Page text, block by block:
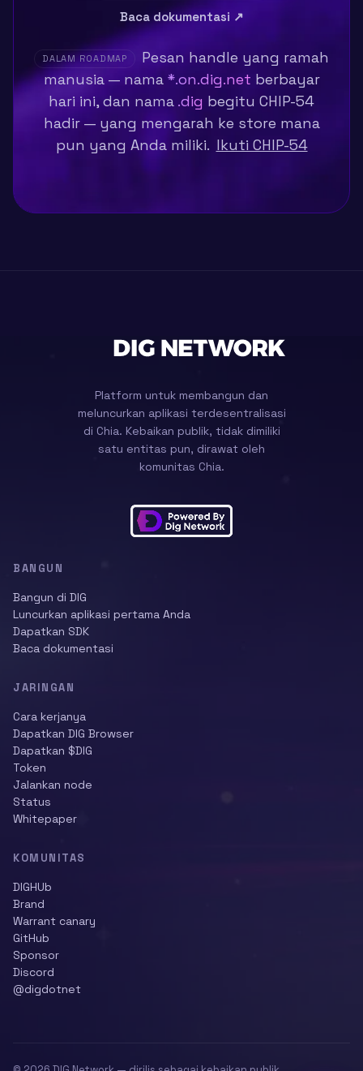
Baca dokumentasi ↗
DALAM ROADMAP
Pesan handle yang ramah
manusia — nama *.on.dig.net berbayar
hari ini, dan nama .dig begitu CHIP-54
hadir — yang mengarah ke store mana
pun yang Anda miliki. Ikuti CHIP-54
Platform untuk membangun dan
meluncurkan aplikasi terdesentralisasi
di Chia. Kebaikan publik, tidak dimiliki
satu entitas pun, dirawat oleh
komunitas Chia.
BANGUN
Bangun di DIG
Luncurkan aplikasi pertama Anda
Dapatkan SDK
Baca dokumentasi
JARINGAN
Cara kerjanya
Dapatkan DIG Browser
Dapatkan $DIG
Token
Jalankan node
Status
Whitepaper
KOMUNITAS
DIGHUb
Brand
Warrant canary
GitHub
Sponsor
Discord
@digdotnet